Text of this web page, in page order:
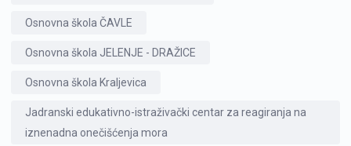
Osnovna škola ČAVLE
Osnovna škola JELENJE - DRAŽICE
Osnovna škola Kraljevica
Jadranski edukativno-istraživački centar za reagiranja na
iznenadna onečišćenja mora